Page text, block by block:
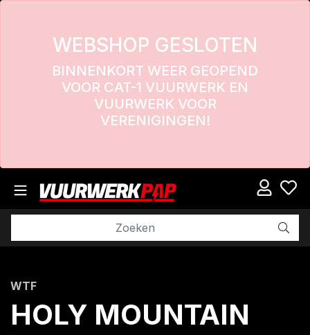
WEBSHOP GESLOTEN
BINNENKORT WEER GEOPEND
VOOR CAT-1 VUURWERK EN
VUURWERK VOOR
VERENIGINGEN!
WTF
HOLY MOUNTAIN